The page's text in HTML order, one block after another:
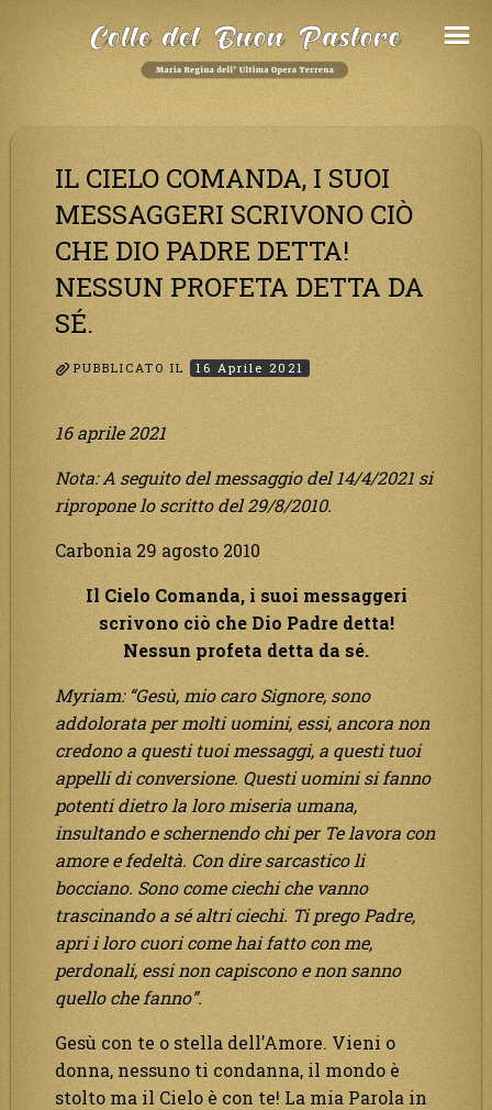
IL CIELO COMANDA, I SUOI
MESSAGGERI SCRIVONO CIÒ
CHE DIO PADRE DETTA!
NESSUN PROFETA DETTA DA
SÉ.
PUBBLICATO IL 16 Aprile 2021
16 aprile 2021
Nota: A seguito del messaggio del 14/4/2021 si
ripropone lo scritto del 29/8/2010.
Carbonia 29 agosto 2010
Il Cielo Comanda, i suoi messaggeri
scrivono ciò che Dio Padre detta!
Nessun profeta detta da sé.
Myriam: “Gesù, mio caro Signore, sono
addolorata per molti uomini, essi, ancora non
credono a questi tuoi messaggi, a questi tuoi
appelli di conversione. Questi uomini si fanno
potenti dietro la loro miseria umana,
insultando e schernendo chi per Te lavora con
amore e fedeltà. Con dire sarcastico li
bocciano. Sono come ciechi che vanno
trascinando a sé altri ciechi. Ti prego Padre,
apri i loro cuori come hai fatto con me,
perdonali, essi non capiscono e non sanno
quello che fanno”.
Gesù con te o stella dell’Amore. Vieni o
donna, nessuno ti condanna, il mondo è
stolto ma il Cielo è con te! La mia Parola in